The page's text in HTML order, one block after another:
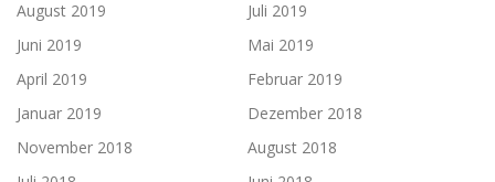
August 2019
Juli 2019
Juni 2019
Mai 2019
April 2019
Februar 2019
Januar 2019
Dezember 2018
November 2018
August 2018